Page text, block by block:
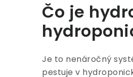
Čo je
Je to nenáročný
pestuje v